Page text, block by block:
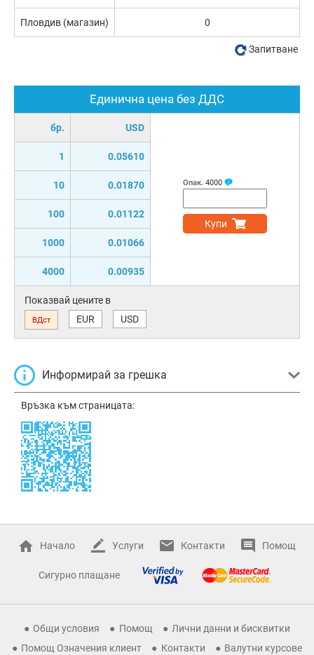
Единична цена без ДДС
бр. USD
1 0.05610
10 0.01870
100 0.01122
1000 0.01066
4000 0.00935
Опак. 4000
Купи
Показвай цените в
ВДст EUR USD
Информирай за грешка
Връзка към страницата:
Пловдив (магазин) 0
Запитване
Начало Услуги Контакти Помощ
Сигурно плащане
Общи условия Помощ
Лични данни и бисквитки
Помощ Означения клиент
Контакти Валутни курсове